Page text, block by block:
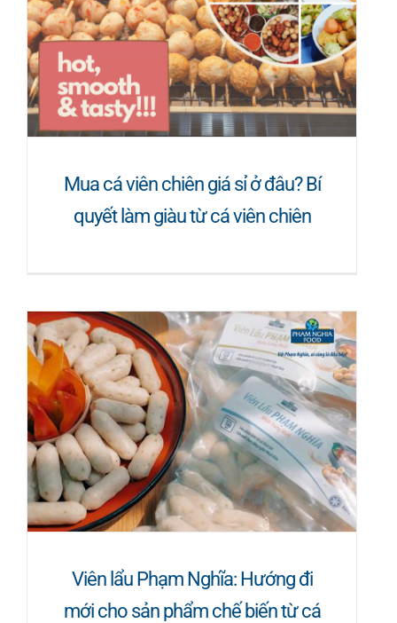
Mua cá viên chiên giá sỉ ở đâu? Bí
quyết làm giàu từ cá viên chiên
Mua cá viên chiên giá sỉ ở đâu? Bí
quyết làm giàu từ cá viên chiên
Viên lẩu Phạm Nghĩa: Hướng đi mới
cho sản phẩm chế biến từ cá thát
lát
Viên lẩu Phạm Nghĩa: Hướng đi
mới cho sản phẩm chế biến từ cá